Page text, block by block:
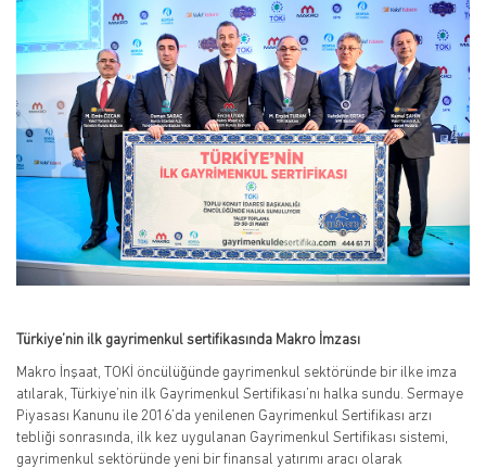
Türkiye’nin ilk gayrimenkul sertifikasında Makro İmzası
Makro İnşaat, TOKİ öncülüğünde gayrimenkul sektöründe bir ilke imza
atılarak, Türkiye’nin ilk Gayrimenkul Sertifikası’nı halka sundu. Sermaye
Piyasası Kanunu ile 2016’da yenilenen Gayrimenkul Sertifikası arzı
tebliği sonrasında, ilk kez uygulanan Gayrimenkul Sertifikası sistemi,
gayrimenkul sektöründe yeni bir finansal yatırımı aracı olarak